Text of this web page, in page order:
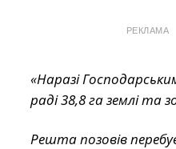
РЕКЛАМА
«Наразі
раді 38,8 га землі та
Решта позовів